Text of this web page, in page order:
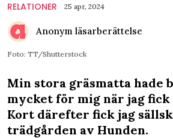
RELATIONER 25 apr, 2024
Anonym läsarberättelse
Foto: TT/Shutterstock
Min stora gräsmatta hade
mycket för mig när jag fick
Kort därefter fick jag
trädgården av Hunden.